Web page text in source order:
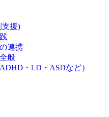
支援)
連携
般
・LD・ASDなど）